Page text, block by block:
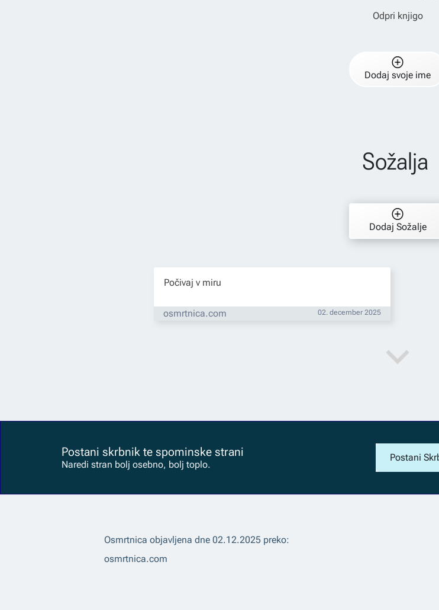
Odpri knjigo
Dodaj svoje ime
Sožalja
Dodaj Sožalje
Počivaj v miru
osmrtnica.com 02. december 2025
Postani skrbnik te spominske strani
Naredi stran bolj osebno, bolj toplo.
Postani
Osmrtnica objavljena dne 02.12.2025 preko:
osmrtnica.com